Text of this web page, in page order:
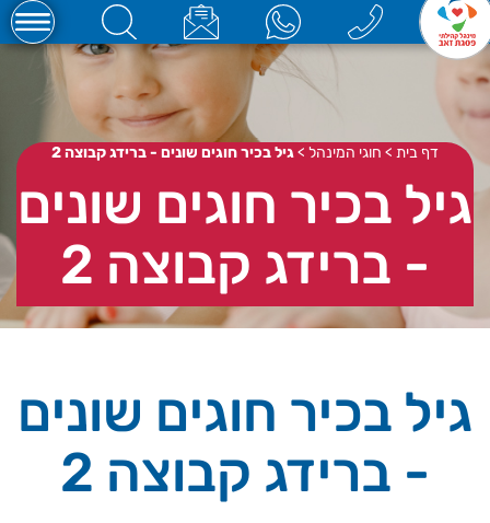
דף בית > חוגי המינהל >גיל בכיר חוגים שונים - ברידג קבוצה 2
גיל בכיר חוגים שונים
- ברידג קבוצה 2
גיל בכיר חוגים שונים
- ברידג קבוצה 2